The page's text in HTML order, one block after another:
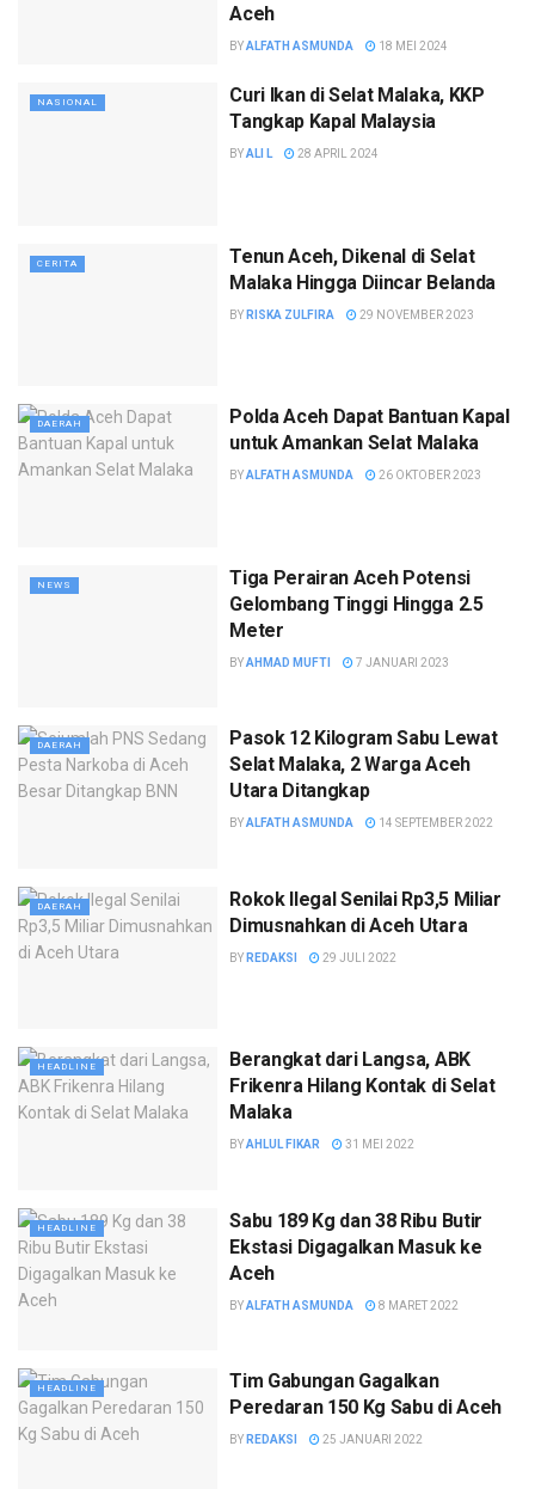
Aceh
BYALFATH ASMUNDA 18 MEI 2024
NASIONAL
Curi Ikan di Selat Malaka, KKP
Tangkap Kapal Malaysia
BYALI L 28 APRIL 2024
CERITA
Tenun Aceh, Dikenal di Selat
Malaka Hingga Diincar Belanda
BY RISKA ZULFIRA 29 NOVEMBER 2023
DAERAH
Polda Aceh Dapat Bantuan Kapal
untuk Amankan Selat Malaka
BYALFATH ASMUNDA 26 OKTOBER 2023
NEWS
Tiga Perairan Aceh Potensi
Gelombang Tinggi Hingga 2.5
Meter
BYAHMAD MUFTI 7 JANUARI 2023
DAERAH
Pasok 12 Kilogram Sabu Lewat
Selat Malaka, 2 Warga Aceh
Utara Ditangkap
BYALFATH ASMUNDA 14 SEPTEMBER 2022
DAERAH
Rokok Ilegal Senilai Rp3,5 Miliar
Dimusnahkan di Aceh Utara
BY REDAKSI 29 JULI 2022
HEADLINE
Berangkat dari Langsa, ABK
Frikenra Hilang Kontak di Selat
Malaka
BYAHLUL FIKAR 31 MEI 2022
HEADLINE
Sabu 189 Kg dan 38 Ribu Butir
Ekstasi Digagalkan Masuk ke
Aceh
BYALFATH ASMUNDA 8 MARET 2022
HEADLINE
Tim Gabungan Gagalkan
Peredaran 150 Kg Sabu di Aceh
BY REDAKSI 25 JANUARI 2022